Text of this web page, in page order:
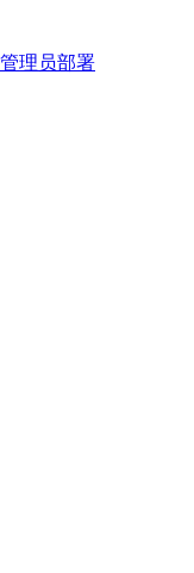
管理员部署